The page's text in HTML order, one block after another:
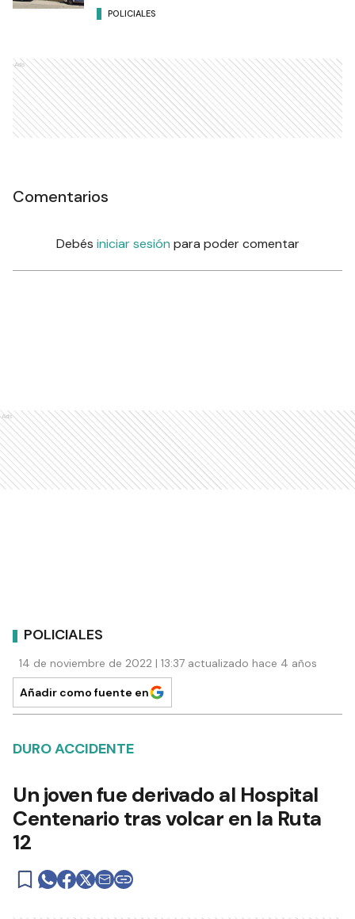
POLICIALES
Ads
Comentarios
Debés iniciar sesión para poder comentar
Ads
POLICIALES
14 de noviembre de 2022 | 13:37 actualizado hace 4 años
Añadir como fuente en
DURO ACCIDENTE
Un joven fue derivado al Hospital
Centenario tras volcar en la Ruta
12